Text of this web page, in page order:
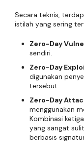
Secara teknis,
istilah yang sering
Zero-Day
sendiri.
Zero-Day
digunakan
tersebut.
Zero-Day
menggunakan
Kombinasi
yang sangat
berbasis